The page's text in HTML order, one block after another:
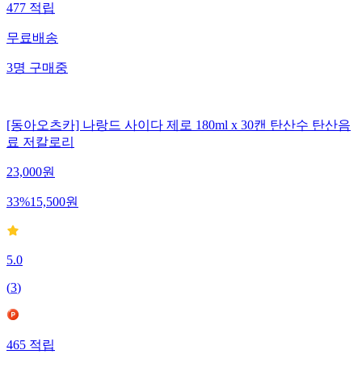
477 적립
무료배송
3명 구매중
[동아오츠카] 나랑드 사이다 제로 180ml x 30캔 탄산수 탄산음
료 저칼로리
23,000원
33%15,500원
5.0
(3)
465 적립